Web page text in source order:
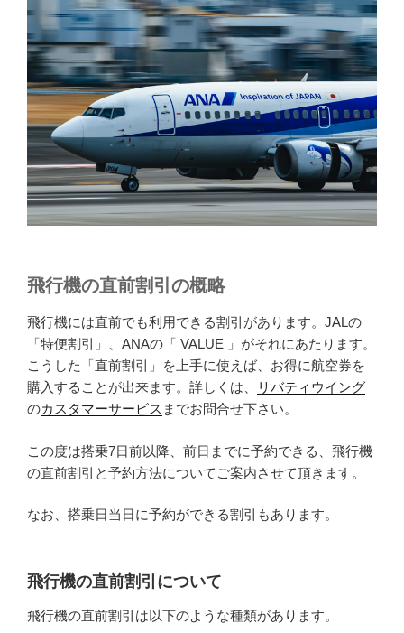
飛行機の直前割引の概略
飛行機には直前でも利用できる割引があります。JALの
「特便割引」、ANAの「 VALUE 」がそれにあたります。
こうした「直前割引」を上手に使えば、お得に航空券を
購入することが出来ます。詳しくは、
リバティウイング
のカスタマーサービス までお問合せ下さい。
この度は搭乗7日前以降、前日までに予約できる、飛行機
の直前割引と予約方法についてご案内させて頂きます。
なお、搭乗日当日に予約ができる割引もあります。
飛行機の直前割引について
飛行機の直前割引は以下のような種類があります。